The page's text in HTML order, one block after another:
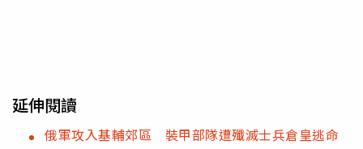
延伸閱讀
俄軍攻入基輔郊區 裝甲部隊遭殲滅士兵倉皇逃命